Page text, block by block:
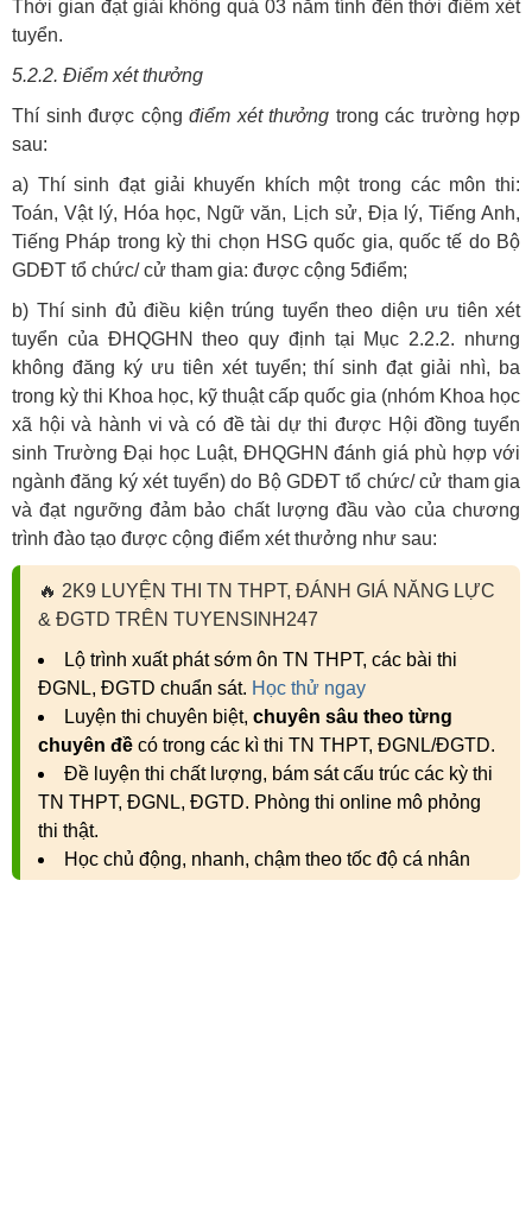
Thời gian đạt giải không quá 03 năm tính đến thời điểm xét
tuyển.
5.2.2. Điểm xét thưởng
Thí sinh được cộng điểm xét thưởng trong các trường hợp
sau:
a) Thí sinh đạt giải khuyến khích một trong các môn thi:
Toán, Vật lý, Hóa học, Ngữ văn, Lịch sử, Địa lý, Tiếng Anh,
Tiếng Pháp trong kỳ thi chọn HSG quốc gia, quốc tế do Bộ
GDĐT tổ chức/ cử tham gia: được cộng 5điểm;
b) Thí sinh đủ điều kiện trúng tuyển theo diện ưu tiên xét
tuyển của ĐHQGHN theo quy định tại Mục 2.2.2. nhưng
không đăng ký ưu tiên xét tuyển; thí sinh đạt giải nhì, ba
trong kỳ thi Khoa học, kỹ thuật cấp quốc gia (nhóm Khoa học
xã hội và hành vi và có đề tài dự thi được Hội đồng tuyển
sinh Trường Đại học Luật, ĐHQGHN đánh giá phù hợp với
ngành đăng ký xét tuyển) do Bộ GDĐT tổ chức/ cử tham gia
và đạt ngưỡng đảm bảo chất lượng đầu vào của chương
trình đào tạo được cộng điểm xét thưởng như sau:
🔥 2K9 LUYỆN THI TN THPT, ĐÁNH GIÁ NĂNG LỰC
& ĐGTD TRÊN TUYENSINH247
Lộ trình xuất phát sớm ôn TN THPT, các bài thi
ĐGNL, ĐGTD chuẩn sát. Học thử ngay
Luyện thi chuyên biệt, chuyên sâu theo từng
chuyên đề có trong các kì thi TN THPT, ĐGNL/ĐGTD.
Đề luyện thi chất lượng, bám sát cấu trúc các kỳ thi
TN THPT, ĐGNL, ĐGTD. Phòng thi online mô phỏng
thi thật.
Học chủ động, nhanh, chậm theo tốc độ cá nhân